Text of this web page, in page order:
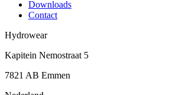
Downloads
Contact
Hydrowear
Kapitein Nemostraat 5
7821 AB Emmen